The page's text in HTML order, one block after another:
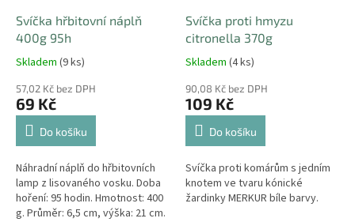
Svíčka hřbitovní náplň
400g 95h
Skladem (9 ks)
57,02 Kč bez DPH
69 Kč
Do košíku
Náhradní náplň do hřbitovních
lamp z lisovaného vosku. Doba
hoření: 95 hodin. Hmotnost: 400
g. Průměr: 6,5 cm, výška: 21 cm.
Svíčka proti hmyzu
citronella 370g
Skladem (4 ks)
90,08 Kč bez DPH
109 Kč
Do košíku
Svíčka proti komárům s jedním
knotem ve tvaru kónické
žardinky MERKUR bíle barvy.